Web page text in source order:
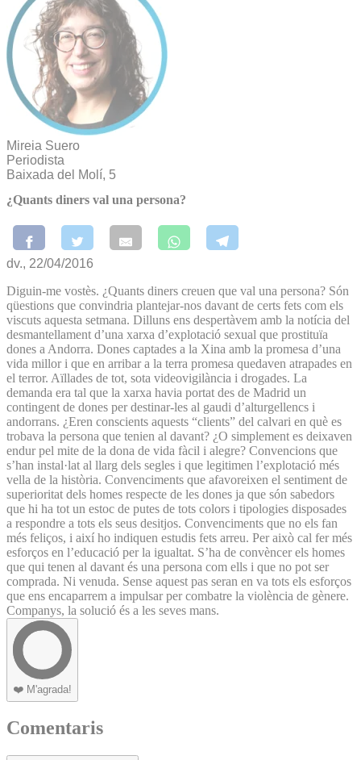
Mireia Suero
Periodista
Baixada del Molí, 5
¿Quants diners val una persona?
dv., 22/04/2016
Diguin-me vostès. ¿Quants diners creuen que val una persona? Són
qüestions que convindria plantejar-nos davant de certs fets com els
viscuts aquesta setmana. Dilluns ens despertàvem amb la notícia del
desmantellament d’una xarxa d’explotació sexual que prostituïa
dones a Andorra. Dones captades a la Xina amb la promesa d’una
vida millor i que en arribar a la terra promesa quedaven atrapades en
el terror. Aïllades de tot, sota videovigilància i drogades. La
demanda era tal que la xarxa havia portat des de Madrid un
contingent de dones per destinar-les al gaudi d’alturgellencs i
andorrans. ¿Eren conscients aquests “clients” del calvari en què es
trobava la persona que tenien al davant? ¿O simplement es deixaven
endur pel mite de la dona de vida fàcil i alegre? Convencions que
s’han instal·lat al llarg dels segles i que legitimen l’explotació més
vella de la història. Convenciments que afavoreixen el sentiment de
superioritat dels homes respecte de les dones ja que són sabedors
que hi ha tot un estoc de putes de tots colors i tipologies disposades
a respondre a tots els seus desitjos. Convenciments que no els fan
més feliços, i així ho indiquen estudis fets arreu. Per això cal fer més
esforços en l’educació per la igualtat. S’ha de convèncer els homes
que qui tenen al davant és una persona com ells i que no pot ser
comprada. Ni venuda. Sense aquest pas seran en va tots els esforços
que ens encaparrem a impulsar per combatre la violència de gènere.
Companys, la solució és a les seves mans.
❤️ M'agrada!
Comentaris